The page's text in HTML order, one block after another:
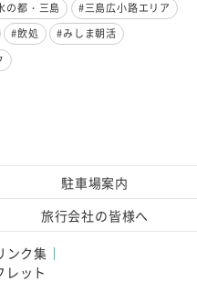
の都・三島
#三島広小路エリア
#飲処
#みしま朝活
駐車場案内
旅行会社の皆様へ
ンク集
レット